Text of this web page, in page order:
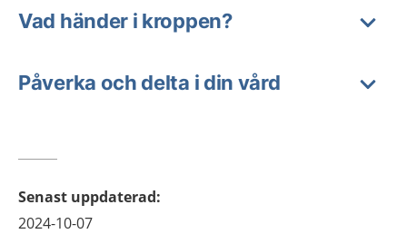
Vad händer i kroppen?
Påverka och delta i din vård
Senast uppdaterad:
2024-10-07